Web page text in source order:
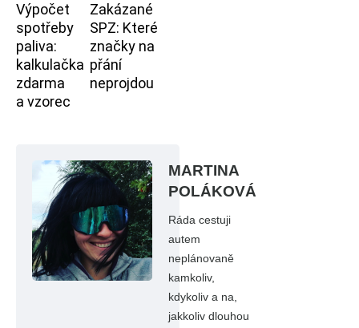
Výpočet
spotřeby
paliva:
kalkulačka
zdarma
a vzorec
Zakázané
SPZ: Které
značky na
přání
neprojdou
MARTINA
POLÁKOVÁ
Ráda cestuji
autem
neplánovaně
kamkoliv,
kdykoliv a na,
jakkoliv dlouhou